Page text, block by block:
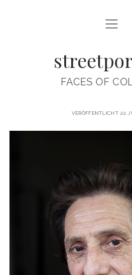
ABOUT
CONTACT
IMPRINT
Menü
öffnen
FACES OF
streetportrait
Beiträge
VERÖFFENTLICHT 22.